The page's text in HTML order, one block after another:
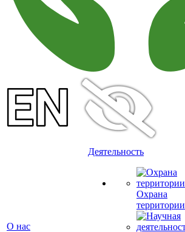
О нас
Деятельность
Охрана
территории